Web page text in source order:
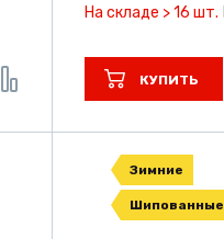
На складе > 16 шт.
КУПИТЬ
Зимние
Шипованные